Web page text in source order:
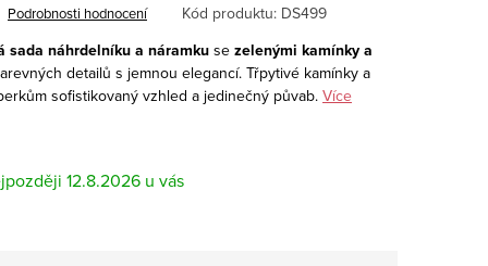
Podrobnosti hodnocení Kód produktu: DS499
sada náhrdelníku a náramku se zelenými kamínky a
detailů s jemnou elegancí. Třpytivé kamínky a
sofistikovaný vzhled a jedinečný půvab. Více
12.8.2026